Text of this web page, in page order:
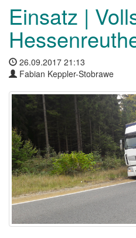
Einsatz |
26.09.2017 21:13
Fabian Keppler-Stobrawe